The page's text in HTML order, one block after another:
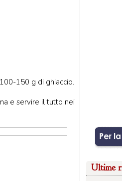
150 g di ghiaccio.
e servire il tutto nei
Ultime